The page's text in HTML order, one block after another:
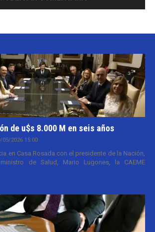
de u$s 8.000 M en seis años
05/2026 15:00
en Casa Rosada con el presidente de la Nación,
de Salud, Mario Lugones, la CAEME